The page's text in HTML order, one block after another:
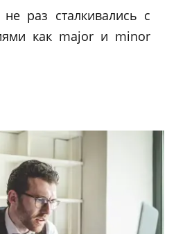
раз сталкивались с
как major и minor